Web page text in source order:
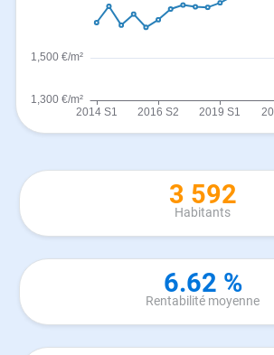
3 592
Habitants
6.62 %
Rentabilité moyenne